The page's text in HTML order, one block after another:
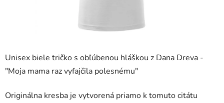
Unisex biele tričko s obľúbenou hláškou z Dana Dreva -
"Moja mama raz vyfajčila polesnému"
Originálna kresba je vytvorená priamo k tomuto citátu